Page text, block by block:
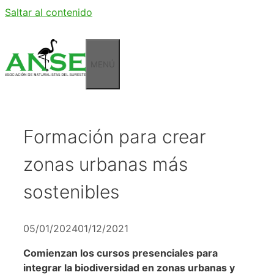
Saltar al contenido
Formación para crear
zonas urbanas más
sostenibles
05/01/202401/12/2021
Comienzan los cursos presenciales para
integrar la biodiversidad en zonas urbanas y